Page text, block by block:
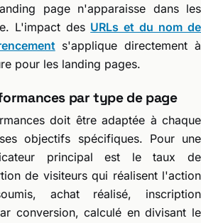
page n'apparaisse dans les
L'impact des URLs et du nom de
s'applique directement à
pour les landing pages.
par type de page
doit être adaptée à chaque
objectifs spécifiques. Pour une
principal est le taux de
de visiteurs qui réalisent l'action
achat réalisé, inscription
conversion, calculé en divisant le